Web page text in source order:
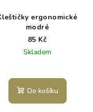
ergonomické
modré
85 Kč
Skladem
Do košíku